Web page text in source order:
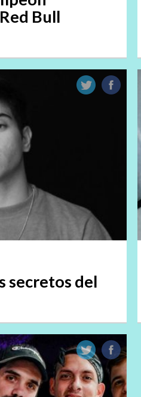
Bull
secretos del